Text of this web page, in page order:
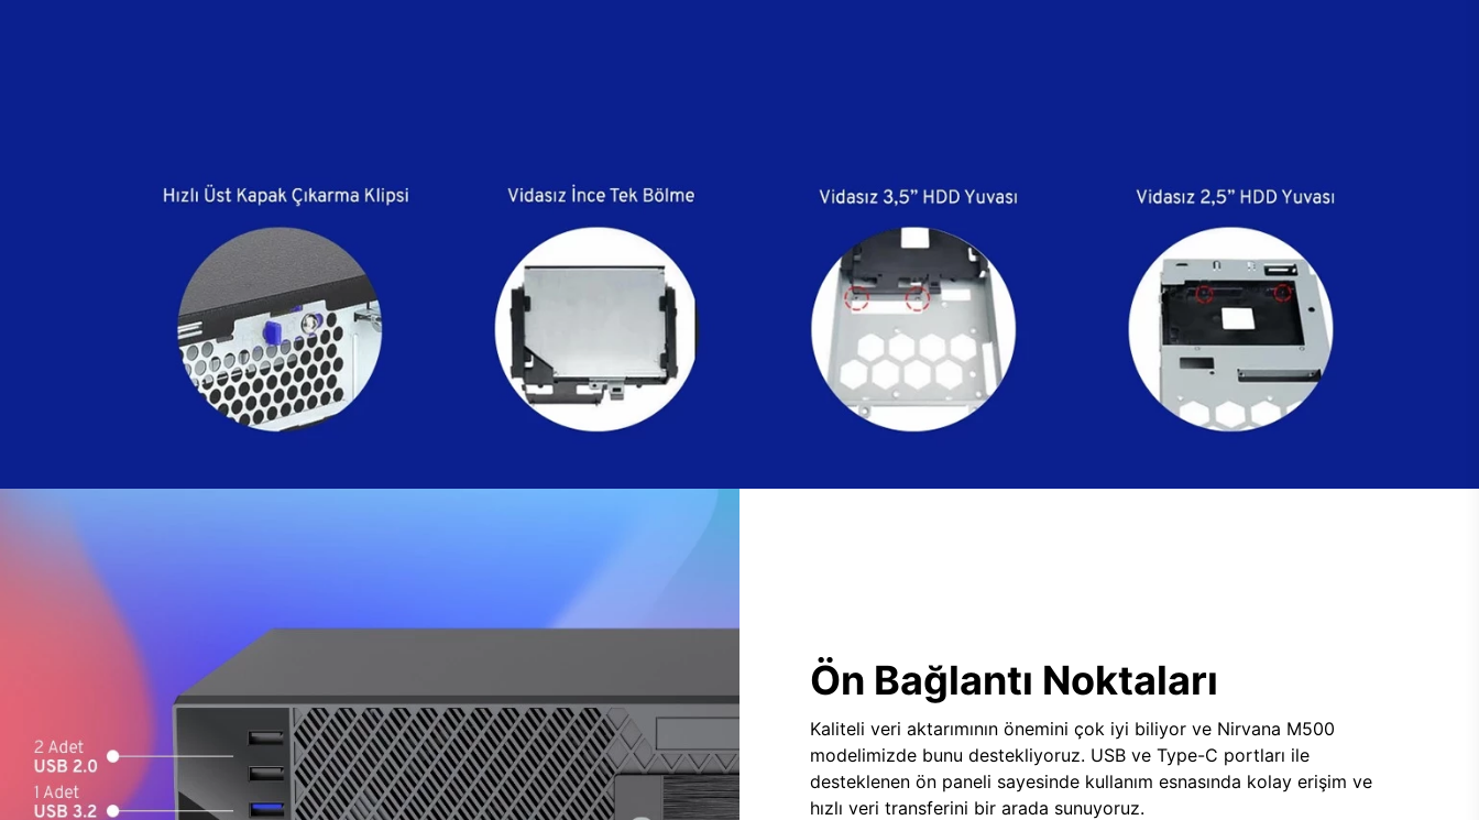
Ön Bağlantı Noktaları
Kaliteli veri aktarımının önemini çok iyi biliyor ve Nirvana M500
modelimizde bunu destekliyoruz. USB ve Type-C portları ile
desteklenen ön paneli sayesinde kullanım esnasında kolay erişim ve
hızlı veri transferini bir arada sunuyoruz.